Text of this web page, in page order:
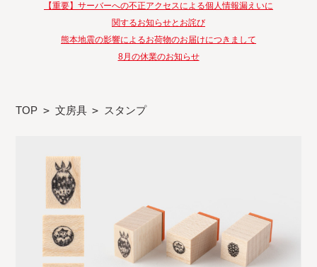
【重要】サーバーへの不正アクセスによる個人情報漏えいに
関するお知らせとお詫び
熊本地震の影響によるお荷物のお届けにつきまして
8月の休業のお知らせ
TOP > 文房具 > スタンプ